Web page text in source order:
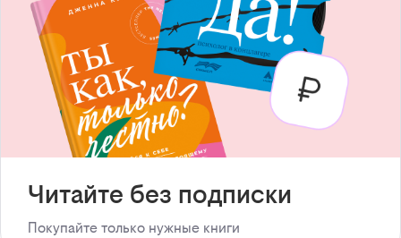
Читайте без подписки
Покупайте только нужные книги